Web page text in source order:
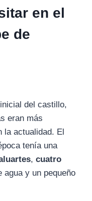
en el
de
del castillo,
eran más
la actualidad. El
tenía una
, cuatro
agua y un pequeño